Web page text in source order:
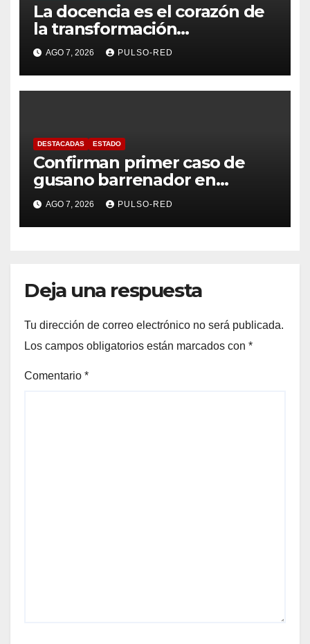
La docencia es el corazón de
la transformación
universitaria: Rector de la
UATx
AGO 7, 2026 PULSO-RED
DESTACADAS ESTADO
Confirman primer caso de
gusano barrenador en
humano en Tlaxcala
AGO 7, 2026 PULSO-RED
Deja una respuesta
Tu dirección de correo electrónico no será publicada.
Los campos obligatorios están marcados con *
Comentario *